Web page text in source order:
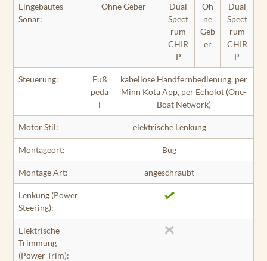
Eingebautes
Sonar:
Ohne Geber
Dual
Spect
rum
CHIR
P
Oh
ne
Geb
er
Dual
Spect
rum
CHIR
P
Steuerung:
Fuß
peda
l
kabellose Handfernbedienung, per
Minn Kota App, per Echolot (One-
Boat Network)
Motor Stil: elektrische Lenkung
Montageort: Bug
Montage Art: angeschraubt
Lenkung (Power
Steering):
Elektrische
Trimmung
(Power Trim):